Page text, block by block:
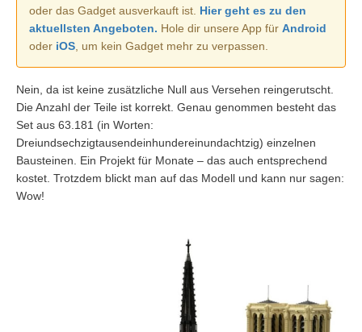
oder das Gadget ausverkauft ist. Hier geht es zu den
aktuellsten Angeboten. Hole dir unsere App für Android
oder iOS , um kein Gadget mehr zu verpassen.
Nein, da ist keine zusätzliche Null aus Versehen reingerutscht.
Die Anzahl der Teile ist korrekt. Genau genommen besteht das
Set aus 63.181 (in Worten:
Dreiundsechzigtausendeinhundereinundachtzig) einzelnen
Bausteinen. Ein Projekt für Monate – das auch entsprechend
kostet. Trotzdem blickt man auf das Modell und kann nur sagen:
Wow!